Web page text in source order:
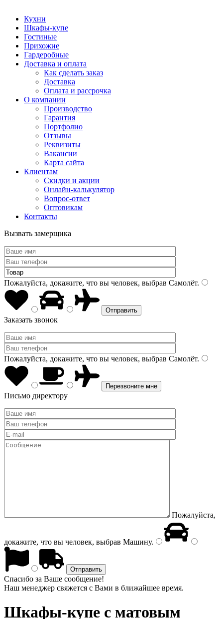
Кухни
Шкафы-купе
Гостиные
Прихожие
Гардеробные
Доставка и оплата
Как сделать заказ
Доставка
Оплата и рассрочка
О компании
Производство
Гарантия
Портфолио
Отзывы
Реквизиты
Вакансии
Карта сайта
Клиентам
Скидки и акции
Онлайн-калькулятор
Вопрос-ответ
Оптовикам
Контакты
Вызвать замерщика
Пожалуйста, докажите, что вы человек, выбрав Самолёт.
Заказать звонок
Пожалуйста, докажите, что вы человек, выбрав Самолёт.
Письмо директору
Пожалуйста,
докажите, что вы человек, выбрав Машину.
Спасибо за Ваше сообщение!
Наш менеджер свяжется с Вами в ближайшее время.
Шкафы-купе с матовым